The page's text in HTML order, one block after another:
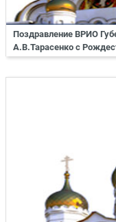
Поздравление ВРИО
А.В.Тарасенко с